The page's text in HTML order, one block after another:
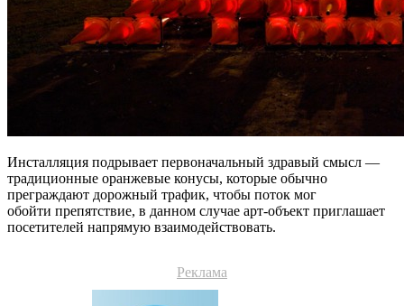
Инсталляция подрывает первоначальный здравый смысл —
традиционные оранжевые конусы, которые обычно
преграждают дорожный трафик, чтобы поток мог
обойти препятствие, в данном случае арт-объект приглашает
посетителей напрямую взаимодействовать.
Реклама